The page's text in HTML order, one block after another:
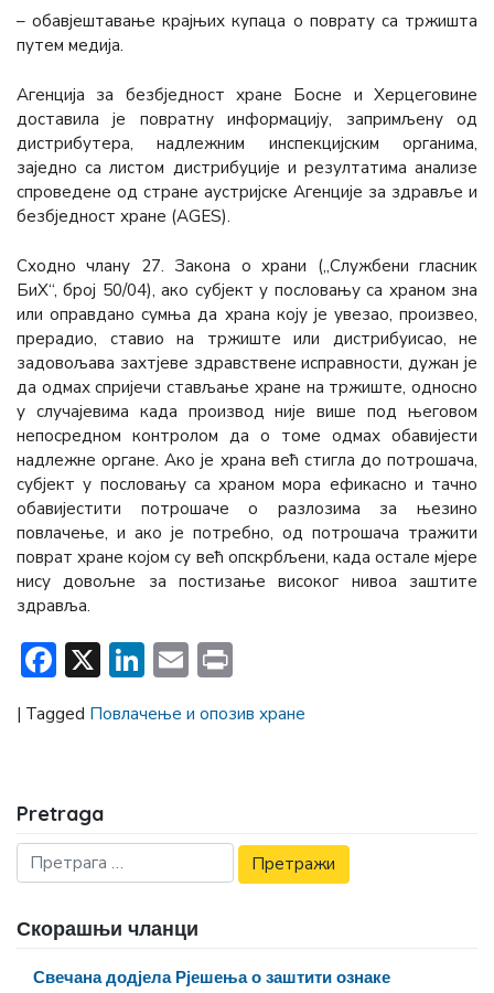
– обавјештавање крајњих купаца о поврату са тржишта
путем медија.
Агенција за безбједност хране Босне и Херцеговине
доставила је повратну информацију, запримљену од
дистрибутера, надлежним инспекцијским органима,
заједно са листом дистрибуције и резултатима анализе
спроведене од стране аустријске Агенције за здравље и
безбједност хране (AGES).
Сходно члану 27. Закона о храни („Службени гласник
БиХ“, број 50/04), ако субјект у пословању са храном зна
или оправдано сумња да храна коју је увезао, произвео,
прерадио, ставио на тржиште или дистрибуисао, не
задовољава захтјеве здравствене исправности, дужан је
да одмах спријечи стављање хране на тржиште, односно
у случајевима када производ није више под његовом
непосредном контролом да о томе одмах обавијести
надлежне органе. Ако је храна већ стигла до потрошача,
субјект у пословању са храном мора ефикасно и тачно
обавијестити потрошаче о разлозима за њезино
повлачење, и ако је потребно, од потрошача тражити
поврат хране којом су већ опскрбљени, када остале мјере
нису довољне за постизање високог нивоа заштите
здравља.
Facebook
X LinkedIn
Email
| Tagged Повлачење и опозив хране
Pretraga
Скорашњи чланци
Свечана додјела Рјешења о заштити ознаке